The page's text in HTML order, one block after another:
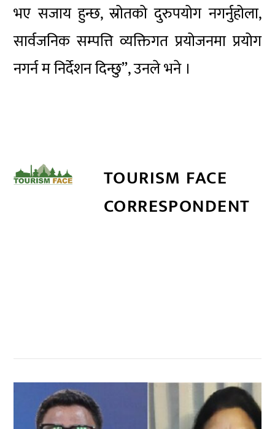
भए सजाय हुन्छ, स्रोतको दुरुपयोग नगर्नुहोला,
सार्वजनिक सम्पत्ति व्यक्तिगत प्रयोजनमा प्रयोग
नगर्न म निर्देशन दिन्छु”, उनले भने ।
TOURISM FACE
CORRESPONDENT